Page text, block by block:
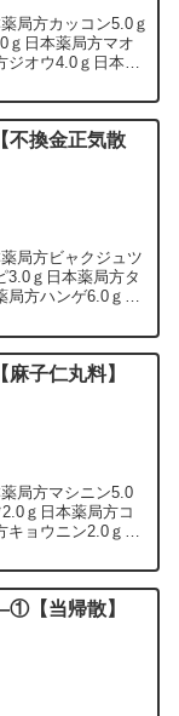
局方カッコン5.0ｇ
ｇ日本薬局方マオ
オウ4.0ｇ日本薬
不換金正気散
局方ビャクジュツ
3.0ｇ日本薬局方タ
局方ハンゲ6.0ｇ日
麻子仁丸料】
局方マシニン5.0
ｇ日本薬局方コ
ョウニン2.0ｇ 全
【当帰散】